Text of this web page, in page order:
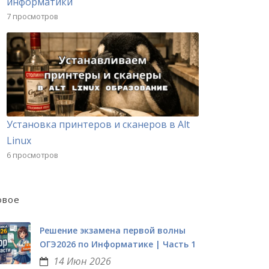
7 просмотров
Установка принтеров и сканеров в Alt
Linux
6 просмотров
Решение экзамена первой волны
ОГЭ2026 по Информатике | Часть 1
14 Июн 2026